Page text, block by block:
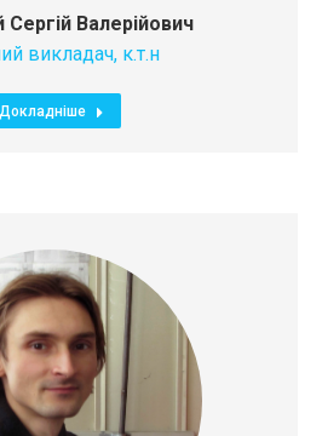
Сергiй Валерiйович
викладач, к.т.н
Докладніше